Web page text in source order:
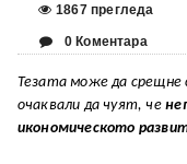
1867 прегледа
0 Коментара
Тезата може да срещне
очаквали да чуят, че
икономическото